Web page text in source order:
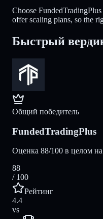
Choose
offer scaling plans, so the
Быстрый
Общий победитель
FundedTradingPlus
Оценка 88/100 в целом
88
/ 100
Рейтинг
4.4
vs